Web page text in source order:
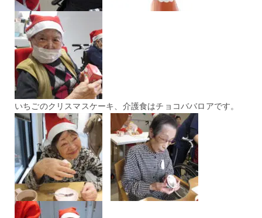
いちごのクリスマスケーキ、介護食はチョコババロアです。